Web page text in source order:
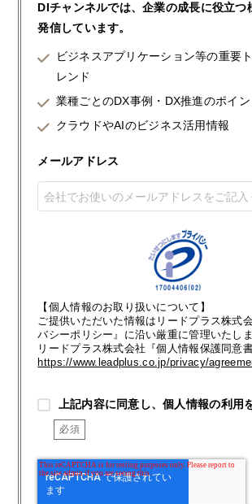
DIチャンネルでは、企業の成長に役立つ
発信しています。
ビジネスアプリケーション等の重要
レンド
業種ごとのDX事例・DX推進のポイン
クラウドやAIのビジネス活用情報
メールアドレス
【個人情報のお取り扱いについて】
ご提供いただいた情報はリードプラス株式
バシーポリシー』に沿い厳重に管理いたしま
リードプラス株式会社『個人情報保護同意書
https://www.leadplus.co.jp/privacy/
上記内容に同意し、個人情報の利用